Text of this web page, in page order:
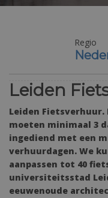
Regio
Leiden
Leiden
moeten minimaal 3
ingediend met een
verhuurdagen. We
aanpassen tot 40
universiteitsstad
eeuwenoude